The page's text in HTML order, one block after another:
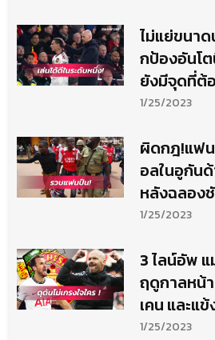
ไม่แย่ขนา
กป้องอันโ
ยังมีจุดที่ต้
1/25/2023
ผิดกฎ!แฟน
อลในอูกัน
หลังฉลอง
แมนยู (มีคลิ
1/25/2023
3 ไลน์อัพ
ฤดูกาลหน้
เคน และแข้
หมายเสริมแ
1/25/2023